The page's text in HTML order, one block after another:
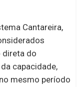
Cantareira,
direta do
capacidade,
mesmo período